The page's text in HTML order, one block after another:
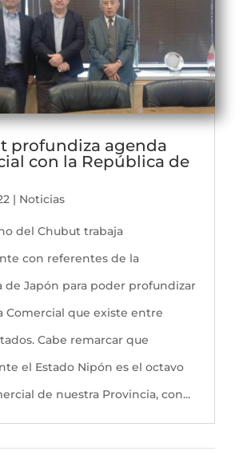
profundiza agenda
con la República de
| Noticias
del Chubut trabaja
con referentes de la
de Japón para poder profundizar
Comercial que existe entre
Cabe remarcar que
el Estado Nipón es el octavo
de nuestra Provincia, con...